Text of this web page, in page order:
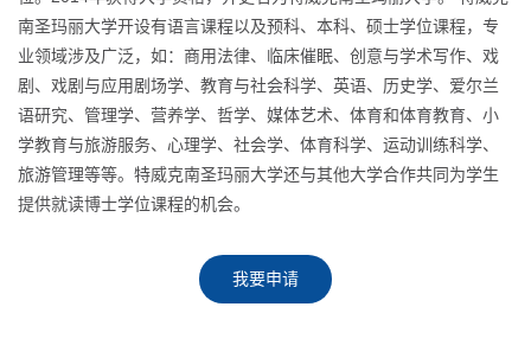
南圣玛丽大学开设有语言课程以及预科、本科、硕士学位课程，专
业领域涉及广泛，如：商用法律、临床催眠、创意与学术写作、戏
剧、戏剧与应用剧场学、教育与社会科学、英语、历史学、爱尔兰
语研究、管理学、营养学、哲学、媒体艺术、体育和体育教育、小
学教育与旅游服务、心理学、社会学、体育科学、运动训练科学、
旅游管理等等。特威克南圣玛丽大学还与其他大学合作共同为学生
提供就读博士学位课程的机会。
我要申请